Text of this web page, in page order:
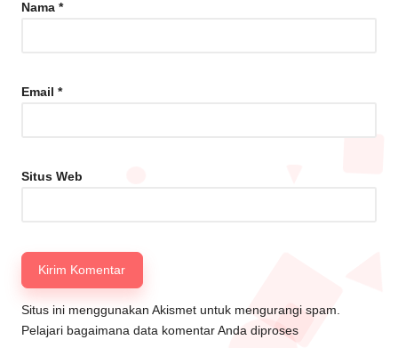
Nama *
Email *
Situs Web
Situs ini menggunakan Akismet untuk mengurangi spam.
Pelajari bagaimana data komentar Anda diproses